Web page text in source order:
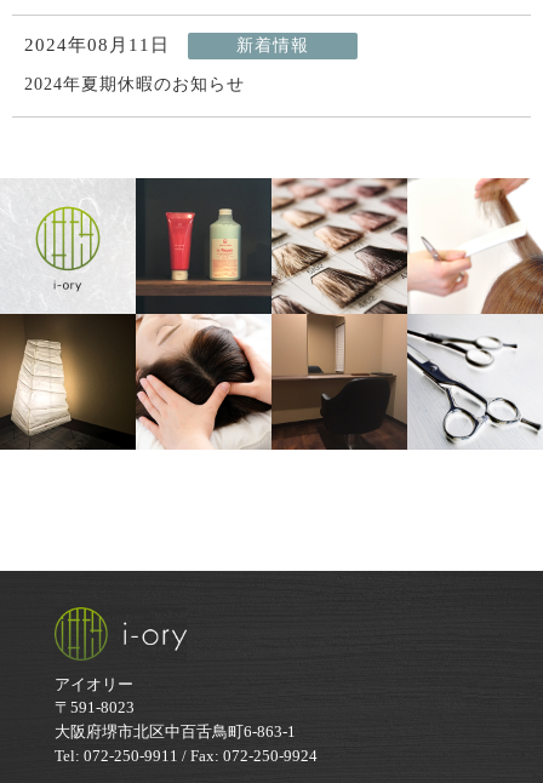
2024年08月11日 新着情報
2024年夏期休暇のお知らせ
アイオリー
〒591-8023
大阪府堺市北区中百舌鳥町6-863-1
Tel: 072-250-9911 / Fax: 072-250-9924